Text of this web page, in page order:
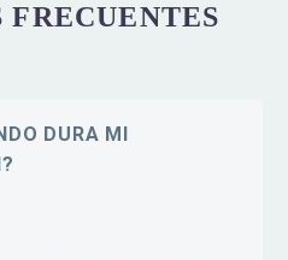
FRECUENTES
DURA MI